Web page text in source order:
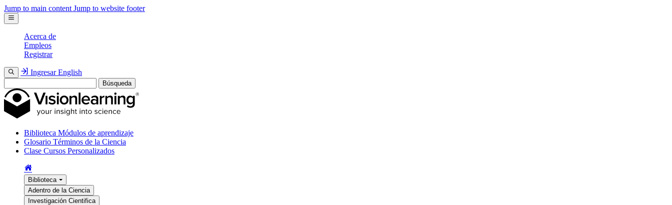
Jump to main content Jump to website footer
Acerca de
Empleos
Registrar
Ingresar English
Búsqueda
Biblioteca Módulos de aprendizaje
Glosario Términos de la Ciencia
Clase Cursos Personalizados
Biblioteca
Adentro de la Ciencia
Investigación Cientifica